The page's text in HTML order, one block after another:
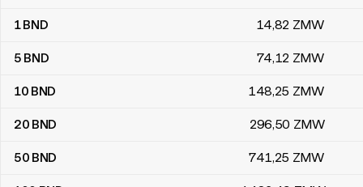
Tabella di conversione da dollari del Brunei a kwacha zambiani
1BND 14,82 ZMW
5 BND 74,12 ZMW
10 BND 148,25 ZMW
20 BND 296,50 ZMW
50 BND 741,25 ZMW